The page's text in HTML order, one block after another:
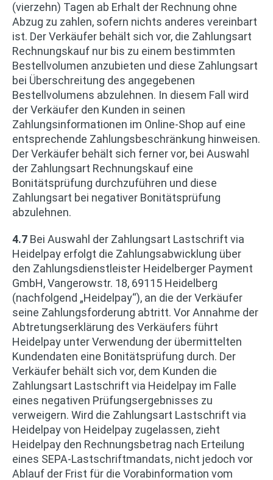
(vierzehn) Tagen ab Erhalt der Rechnung ohne
Abzug zu zahlen, sofern nichts anderes vereinbart
ist. Der Verkäufer behält sich vor, die Zahlungsart
Rechnungskauf nur bis zu einem bestimmten
Bestellvolumen anzubieten und diese Zahlungsart
bei Überschreitung des angegebenen
Bestellvolumens abzulehnen. In diesem Fall wird
der Verkäufer den Kunden in seinen
Zahlungsinformationen im Online-Shop auf eine
entsprechende Zahlungsbeschränkung hinweisen.
Der Verkäufer behält sich ferner vor, bei Auswahl
der Zahlungsart Rechnungskauf eine
Bonitätsprüfung durchzuführen und diese
Zahlungsart bei negativer Bonitätsprüfung
abzulehnen.
4.7 Bei Auswahl der Zahlungsart Lastschrift via
Heidelpay erfolgt die Zahlungsabwicklung über
den Zahlungsdienstleister Heidelberger Payment
GmbH, Vangerowstr. 18, 69115 Heidelberg
(nachfolgend „Heidelpay“), an die der Verkäufer
seine Zahlungsforderung abtritt. Vor Annahme der
Abtretungserklärung des Verkäufers führt
Heidelpay unter Verwendung der übermittelten
Kundendaten eine Bonitätsprüfung durch. Der
Verkäufer behält sich vor, dem Kunden die
Zahlungsart Lastschrift via Heidelpay im Falle
eines negativen Prüfungsergebnisses zu
verweigern. Wird die Zahlungsart Lastschrift via
Heidelpay von Heidelpay zugelassen, zieht
Heidelpay den Rechnungsbetrag nach Erteilung
eines SEPA-Lastschriftmandats, nicht jedoch vor
Ablauf der Frist für die Vorabinformation vom